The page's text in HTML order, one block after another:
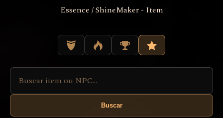
Essence / ShineMaker - Item
Buscar